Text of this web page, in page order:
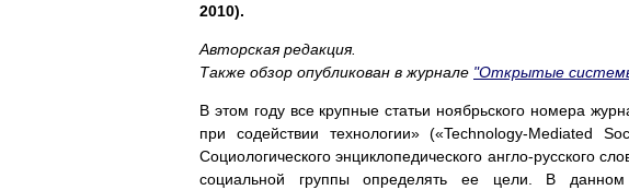
2010).
Авторская редакция.
Также обзор опубликован в журнале "Открытые
В этом году все крупные статьи ноябрьского номера
при содействии технологии» («Technology-Mediated
Социологического энциклопедического англо-русского
социальной группы определять ее цели. В